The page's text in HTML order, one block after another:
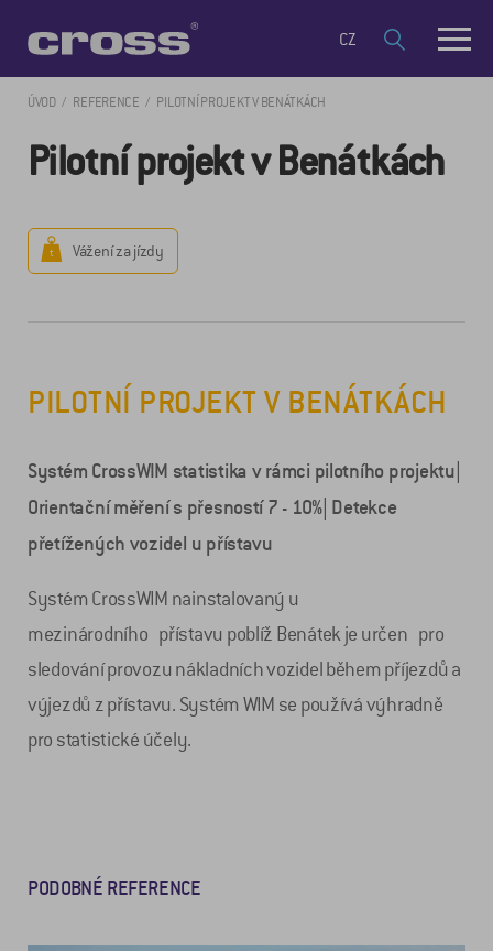
CZ
ÚVOD REFERENCE PILOTNÍ PROJEKT V BENÁTKÁCH
Pilotní projekt v Benátkách
Vážení za jízdy
PILOTNÍ PROJEKT V BENÁTKÁCH
Systém CrossWIM statistika v rámci pilotního projektu|
Orientační měření s přesností 7 - 10%| Detekce
přetížených vozidel u přístavu
Systém CrossWIM nainstalovaný u
mezinárodního přístavu poblíž Benátek je určen pro
sledování provozu nákladních vozidel během příjezdů a
výjezdů z přístavu. Systém WIM se používá výhradně
pro statistické účely.
PODOBNÉ REFERENCE